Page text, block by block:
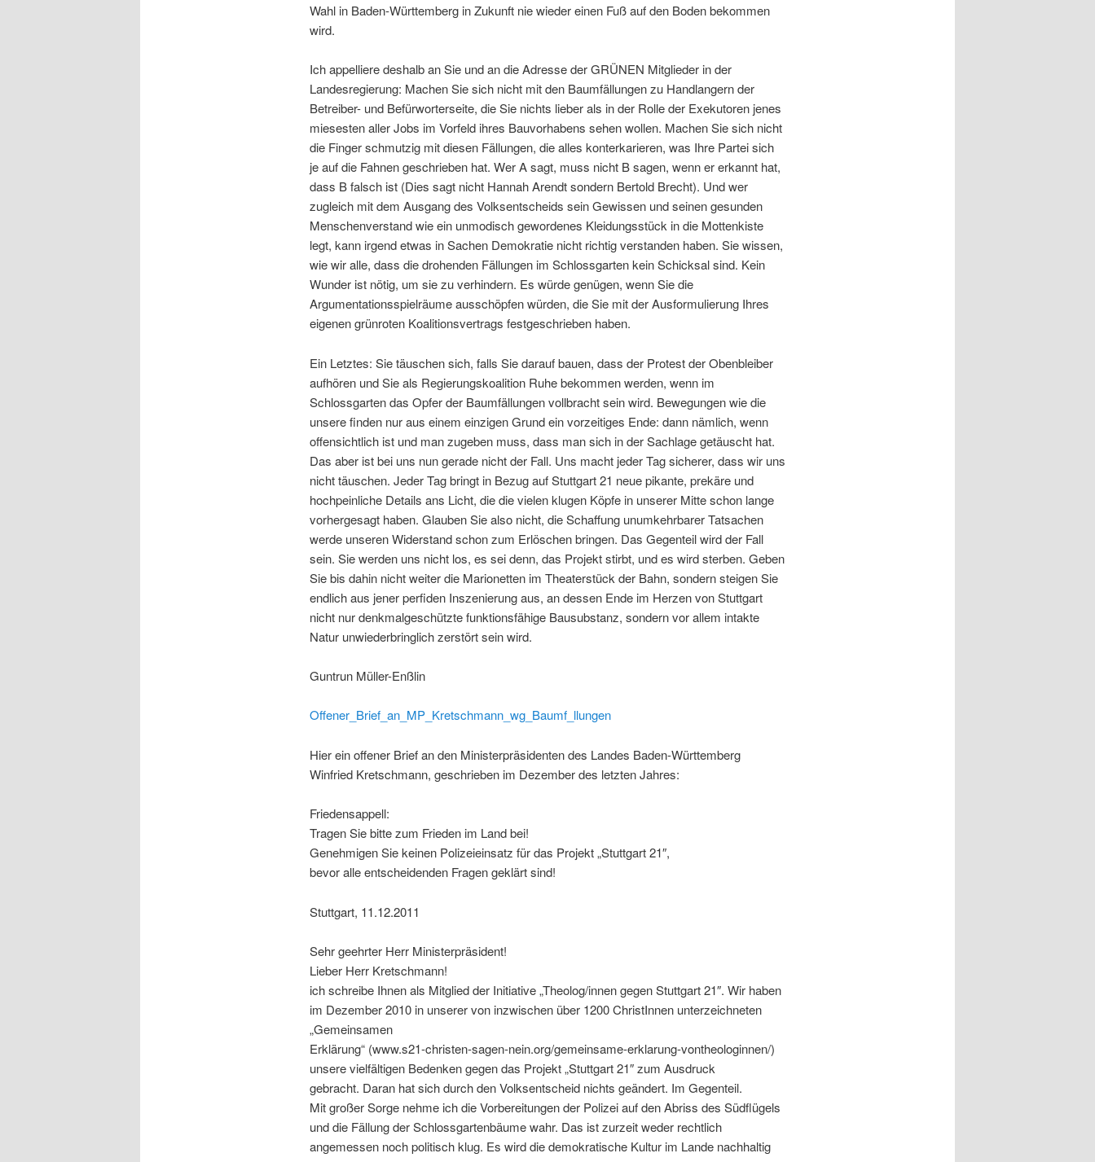
Wahl in Baden-Württemberg in Zukunft nie wieder einen Fuß auf den Boden bekommen
wird.
Ich appelliere deshalb an Sie und an die Adresse der GRÜNEN Mitglieder in der
Landesregierung: Machen Sie sich nicht mit den Baumfällungen zu Handlangern der
Betreiber- und Befürworterseite, die Sie nichts lieber als in der Rolle der Exekutoren jenes
miesesten aller Jobs im Vorfeld ihres Bauvorhabens sehen wollen. Machen Sie sich nicht
die Finger schmutzig mit diesen Fällungen, die alles konterkarieren, was Ihre Partei sich
je auf die Fahnen geschrieben hat. Wer A sagt, muss nicht B sagen, wenn er erkannt hat,
dass B falsch ist (Dies sagt nicht Hannah Arendt sondern Bertold Brecht). Und wer
zugleich mit dem Ausgang des Volksentscheids sein Gewissen und seinen gesunden
Menschenverstand wie ein unmodisch gewordenes Kleidungsstück in die Mottenkiste
legt, kann irgend etwas in Sachen Demokratie nicht richtig verstanden haben. Sie wissen,
wie wir alle, dass die drohenden Fällungen im Schlossgarten kein Schicksal sind. Kein
Wunder ist nötig, um sie zu verhindern. Es würde genügen, wenn Sie die
Argumentationsspielräume ausschöpfen würden, die Sie mit der Ausformulierung Ihres
eigenen grünroten Koalitionsvertrags festgeschrieben haben.
Ein Letztes: Sie täuschen sich, falls Sie darauf bauen, dass der Protest der Obenbleiber
aufhören und Sie als Regierungskoalition Ruhe bekommen werden, wenn im
Schlossgarten das Opfer der Baumfällungen vollbracht sein wird. Bewegungen wie die
unsere finden nur aus einem einzigen Grund ein vorzeitiges Ende: dann nämlich, wenn
offensichtlich ist und man zugeben muss, dass man sich in der Sachlage getäuscht hat.
Das aber ist bei uns nun gerade nicht der Fall. Uns macht jeder Tag sicherer, dass wir uns
nicht täuschen. Jeder Tag bringt in Bezug auf Stuttgart 21 neue pikante, prekäre und
hochpeinliche Details ans Licht, die die vielen klugen Köpfe in unserer Mitte schon lange
vorhergesagt haben. Glauben Sie also nicht, die Schaffung unumkehrbarer Tatsachen
werde unseren Widerstand schon zum Erlöschen bringen. Das Gegenteil wird der Fall
sein. Sie werden uns nicht los, es sei denn, das Projekt stirbt, und es wird sterben. Geben
Sie bis dahin nicht weiter die Marionetten im Theaterstück der Bahn, sondern steigen Sie
endlich aus jener perfiden Inszenierung aus, an dessen Ende im Herzen von Stuttgart
nicht nur denkmalgeschützte funktionsfähige Bausubstanz, sondern vor allem intakte
Natur unwiederbringlich zerstört sein wird.
Guntrun Müller-Enßlin
Offener_Brief_an_MP_Kretschmann_wg_Baumf_llungen
Hier ein offener Brief an den Ministerpräsidenten des Landes Baden-Württemberg
Winfried Kretschmann, geschrieben im Dezember des letzten Jahres:
Friedensappell:
Tragen Sie bitte zum Frieden im Land bei!
Genehmigen Sie keinen Polizeieinsatz für das Projekt „Stuttgart 21″,
bevor alle entscheidenden Fragen geklärt sind!
Stuttgart, 11.12.2011
Sehr geehrter Herr Ministerpräsident!
Lieber Herr Kretschmann!
ich schreibe Ihnen als Mitglied der Initiative „Theolog/innen gegen Stuttgart 21″. Wir haben
im Dezember 2010 in unserer von inzwischen über 1200 ChristInnen unterzeichneten
„Gemeinsamen
Erklärung“ (www.s21-christen-sagen-nein.org/gemeinsame-erklarung-vontheologinnen/)
unsere vielfältigen Bedenken gegen das Projekt „Stuttgart 21″ zum Ausdruck
gebracht. Daran hat sich durch den Volksentscheid nichts geändert. Im Gegenteil.
Mit großer Sorge nehme ich die Vorbereitungen der Polizei auf den Abriss des Südflügels
und die Fällung der Schlossgartenbäume wahr. Das ist zurzeit weder rechtlich
angemessen noch politisch klug. Es wird die demokratische Kultur im Lande nachhaltig